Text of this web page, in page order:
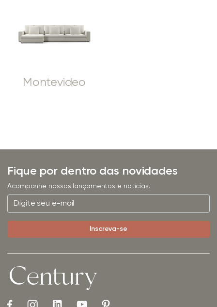
Montevideo
Fique por dentro das novidades
Acompanhe nossos lançamentos e notícias.